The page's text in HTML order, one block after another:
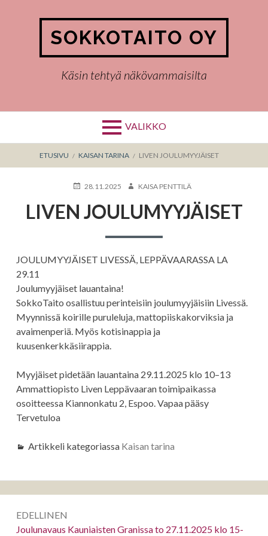
SOKKOTAITO OY
Käsin tehtyä näkövammaisilta
VALIKKO
MURUPOLKU
ETUSIVU KAISAN TARINA LIVEN JOULUMYYJÄISET
KIRJOITETTU
28.11.2025 KIRJOITTAJA
KAISA PENTTILÄ
LIVEN JOULUMYYJÄISET
JOULUMYYJÄISET LIVESSÄ, LEPPÄVAARASSA LA
29.11
Joulumyyjäiset lauantaina!
SokkoTaito osallistuu perinteisiin joulumyyjäisiin Livessä.
Myynnissä koirille puruleluja, mattopiiskakorviksia ja
avaimenperiä. Myös kotisinappia ja
kuusenkerkkäsiirappia.
Myyjäiset pidetään lauantaina 29.11.2025 klo 10–13
Ammattiopisto Liven Leppävaaran toimipaikassa
osoitteessa Kiannonkatu 2, Espoo. Vapaa pääsy
Tervetuloa
Artikkeli kategoriassa Kaisan tarina
selaus
EDELLINEN
Edellinen:
Joulunavaus Kauniaisten Granissa to 27.11.2025 klo 15-